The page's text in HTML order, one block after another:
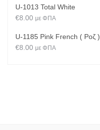
U-1013 Total White
€8.00 με ΦΠΑ
U-1185 Pink French ( Ροζ )
€8.00 με ΦΠΑ